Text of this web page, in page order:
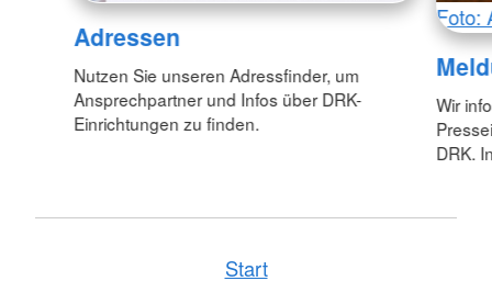
Adressen
Nutzen Sie unseren Adressfinder, um
Ansprechpartner und Infos über DRK-
Einrichtungen zu finden.
Foto:
Wir
DRK.
Start